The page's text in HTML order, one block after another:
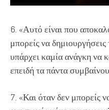
6. «Αυτό είναι που
μπορείς να
υπάρχει καμία ανάγκη να
επειδή τα πάντα
7. «Και όταν δεν μπορείς